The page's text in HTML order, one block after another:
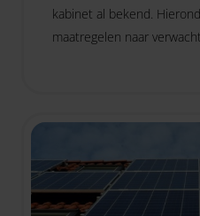
kabinet al bekend.
maatregelen naar